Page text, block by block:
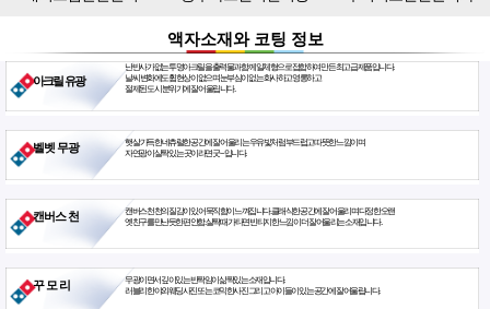
액자소재와 코팅 정보
아크릴 유광
난반사가 없는 투명아크릴을 출력물과 함께 일체형으로 접합하여 만든 최고급 제품입니다.
날씨 변화에도 휨현상이 없으며 눈부심이 없는 화사하고 영롱하고
절제된 도시 분위기에 잘 어울립니다.
벨벳 무광
햇살 가득한 네츄럴한 공간에 잘 어울리는 우유빛처럼 부드럽고 따뜻한 느낌이며
자연광이 살짝 있는 곳이라면 굿~ 입니다.
캔버스 천
캔버스천 천의 질감이 있어 묵직함이 느껴집니다. 클래식한 공간에 잘 어울리며 다정한 오랜
옛친구를 만난듯한 편안함. 살짝 때가 타면 빈티지한 느낌이 더 잘 어울리는 소재입니다.
꾸 모 리
무광이면서 깊이있는 반짝임이 삶짝있는 소재입니다.
러블리한 야외웨딩사진 또는 코믹한사진 그리고 아이들이 있는 공간에 잘 어울립니다.